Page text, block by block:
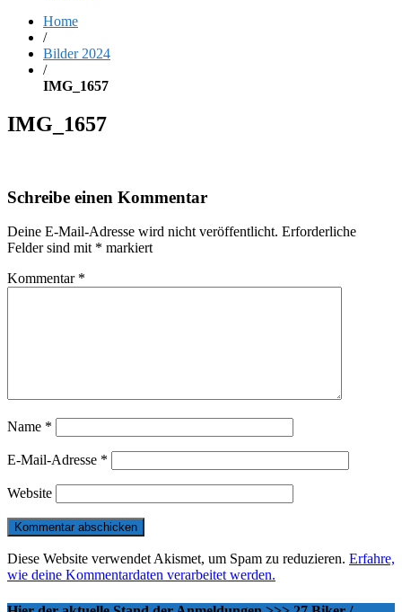
Home
/
Bilder 2024
/
IMG_1657
IMG_1657
Schreibe einen Kommentar
Deine E-Mail-Adresse wird nicht veröffentlicht. Erforderliche
Felder sind mit * markiert
Kommentar *
Name *
E-Mail-Adresse *
Website
Diese Website verwendet Akismet, um Spam zu reduzieren. Erfahre,
wie deine Kommentardaten verarbeitet werden.